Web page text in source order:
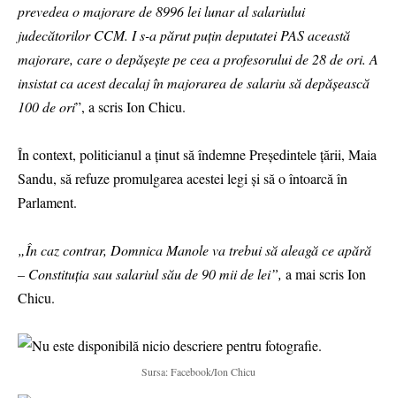
prevedea o majorare de 8996 lei lunar al salariului
judecătorilor CCM. I s-a părut puțin deputatei PAS această
majorare, care o depășește pe cea a profesorului de 28 de ori. A
insistat ca acest decalaj în majorarea de salariu să depășească
100 de ori”, a scris Ion Chicu.
În context, politicianul a ținut să îndemne Președintele țării, Maia
Sandu, să refuze promulgarea acestei legi și să o întoarcă în
Parlament.
„În caz contrar, Domnica Manole va trebui să aleagă ce apără
– Constituția sau salariul său de 90 mii de lei”, a mai scris Ion
Chicu.
Sursa: Facebook/Ion Chicu